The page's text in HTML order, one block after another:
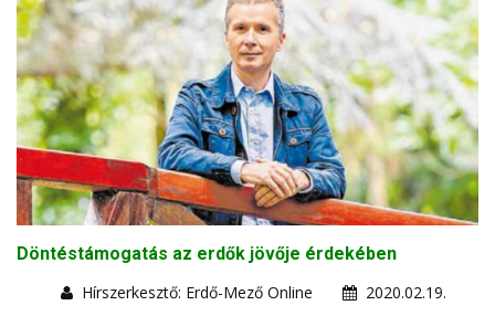
Döntéstámogatás az erdők jövője érdekében
Hírszerkesztő: Erdő-Mező Online
2020.02.19.